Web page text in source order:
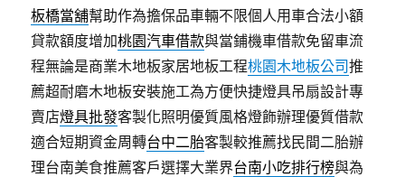
板橋當舖幫助作為擔保品車輛不限個人用車合法小額
貸款額度增加桃園汽車借款與當鋪機車借款免留車流
程無論是商業木地板家居地板工程桃園木地板公司推
薦超耐磨木地板安裝施工為方便快捷燈具吊扇設計專
賣店燈具批發客製化照明優質風格燈飾辦理優質借款
適合短期資金周轉台中二胎客製較推薦找民間二胎辦
理台南美食推薦客戶選擇大業界台南小吃排行榜與為